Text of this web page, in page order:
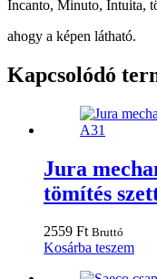
Incanto, Minuto, Intuita,
ahogy a képen látható.
Kapcsolódó
Jura
tömítés
2559 Ft Bruttó
Kosárba teszem